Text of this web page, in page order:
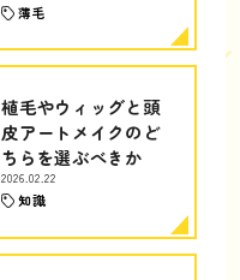
薄毛
植毛やウィッグと頭
皮アートメイクのど
ちらを選ぶべきか
2026.02.22
知識